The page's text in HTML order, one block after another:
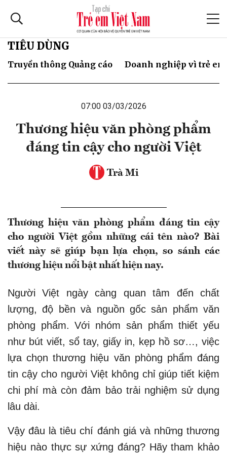
TIÊU DÙNG
Truyền thông Quảng cáo Doanh nghiệp vì trẻ em
07:00 03/03/2026
Thương hiệu văn phòng phẩm
đáng tin cậy cho người Việt
Trà Mi
Thương hiệu văn phòng phẩm đáng tin cậy
cho người Việt gồm những cái tên nào? Bài
viết này sẽ giúp bạn lựa chọn, so sánh các
thương hiệu nổi bật nhất hiện nay.
Người Việt ngày càng quan tâm đến chất
lượng, độ bền và nguồn gốc sản phẩm văn
phòng phẩm. Với nhóm sản phẩm thiết yếu
như bút viết, sổ tay, giấy in, kẹp hồ sơ…, việc
lựa chọn thương hiệu văn phòng phẩm đáng
tin cậy cho người Việt không chỉ giúp tiết kiệm
chi phí mà còn đảm bảo trải nghiệm sử dụng
lâu dài.
Vậy đâu là tiêu chí đánh giá và những thương
hiệu nào thực sự xứng đáng? Hãy tham khảo